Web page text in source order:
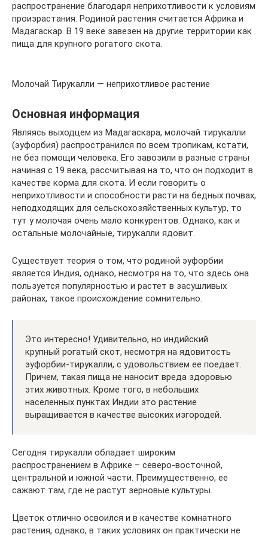
распространение благодаря неприхотливости к условиям
произрастания. Родиной растения считается Африка и
Мадагаскар. В 19 веке завезен на другие территории как
пища для крупного рогатого скота.
Молочай Тирукалли — неприхотливое растение
Основная информация
Являясь выходцем из Мадагаскара, молочай тирукалли
(эуфорбия) распространился по всем тропикам, кстати,
не без помощи человека. Его завозили в разные страны
начиная с 19 века, рассчитывая на то, что он подходит в
качестве корма для скота. И если говорить о
неприхотливости и способности расти на бедных почвах,
неподходящих для сельскохозяйственных культур, то
тут у молочая очень мало конкурентов. Однако, как и
остальные молочайные, тирукалли ядовит.
Существует теория о том, что родиной эуфорбии
является Индия, однако, несмотря на то, что здесь она
пользуется популярностью и растет в засушливых
районах, такое происхождение сомнительно.
Это интересно! Удивительно, но индийский
крупный рогатый скот, несмотря на ядовитость
эуфорбии-тирукалли, с удовольствием ее поедает.
Причем, такая пища не наносит вреда здоровью
этих животных. Кроме того, в небольших
населенных пунктах Индии это растение
выращивается в качестве высоких изгородей.
Сегодня тирукалли обладает широким
распространением в Африке – северо-восточной,
центральной и южной части. Преимущественно, ее
сажают там, где не растут зерновые культуры.
Цветок отлично освоился и в качестве комнатного
растения, однако, в таких условиях он практически не